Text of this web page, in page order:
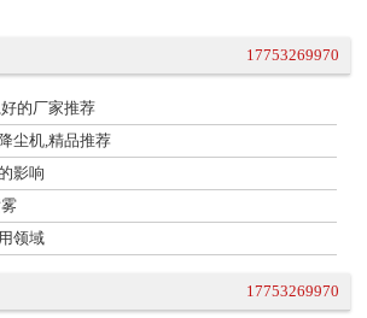
17753269970
的厂家推荐
尘机,精品推荐
影响
领域
17753269970